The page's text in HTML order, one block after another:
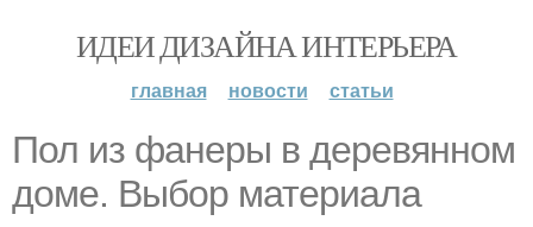
ИДЕИ ДИЗАЙНА ИНТЕРЬЕРА
главная новости статьи
Пол из фанеры в деревянном
доме. Выбор материала